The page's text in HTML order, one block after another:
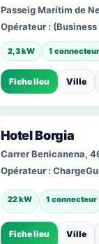
Passeig Marítim de
Opérateur :
2,3 kW 1 connecteur
Fiche lieu Ville
Hotel Borgia
Carrer Benicanena,
Opérateur :
22 kW 1 connecteur
Fiche lieu Ville